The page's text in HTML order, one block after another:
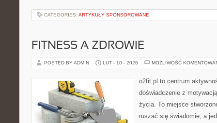
CATEGORIES: ARTYKUŁY SPONSOROWANE
FITNESS A ZDROWIE
POSTED BY ADMIN LUT - 10 - 2026 MOŻLIWOŚĆ
o2fit.pl to centrum
doświadczenie z
życia. To miejsce
ruszać się świadomie, a